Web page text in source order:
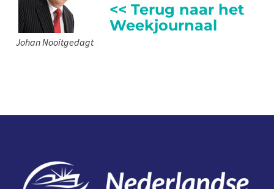
Johan Nooitgedagt
<< Terug naar het
Weekjournaal